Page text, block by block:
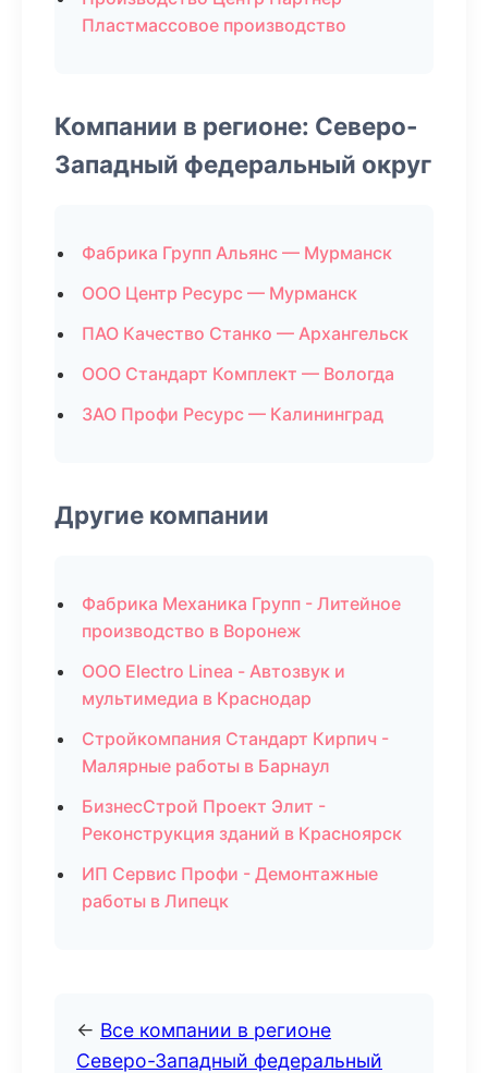
Пластмассовое производство
Компании в регионе: Северо-
Западный федеральный округ
Фабрика Групп Альянс — Мурманск
ООО Центр Ресурс — Мурманск
ПАО Качество Станко — Архангельск
ООО Стандарт Комплект — Вологда
ЗАО Профи Ресурс — Калининград
Другие компании
Фабрика Механика Групп - Литейное
производство в Воронеж
ООО Electro Linea - Автозвук и
мультимедиа в Краснодар
Стройкомпания Стандарт Кирпич -
Малярные работы в Барнаул
БизнесСтрой Проект Элит -
Реконструкция зданий в Красноярск
ИП Сервис Профи - Демонтажные
работы в Липецк
← Все компании в регионе
Северо-Западный федеральный